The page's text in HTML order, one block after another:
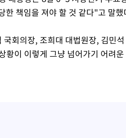
한 책임을 져야 할 것 같다"고 말했
회의장, 조희대 대법원장, 김민
황이 이렇게 그냥 넘어가기 어려